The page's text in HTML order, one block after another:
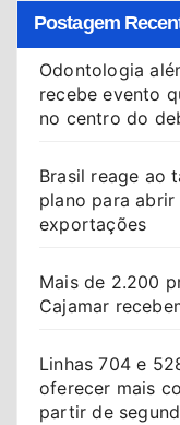
Postagem
Odontologia
recebe evento
no centro do
Brasil reage ao
plano para
exportações
Mais de 2.200
Cajamar
Linhas 704 e
oferecer mais
partir de